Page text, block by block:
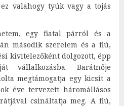
valahogy tyúk vagy a tojás
egy fiatal párról és a
második szerelem és a fiú,
kivitelezőként dolgozott, épp
vállalkozásba. Barátnője
megtámogatja egy kicsit a
éve tervezett háromállásos
csináltatja meg. A fiú,